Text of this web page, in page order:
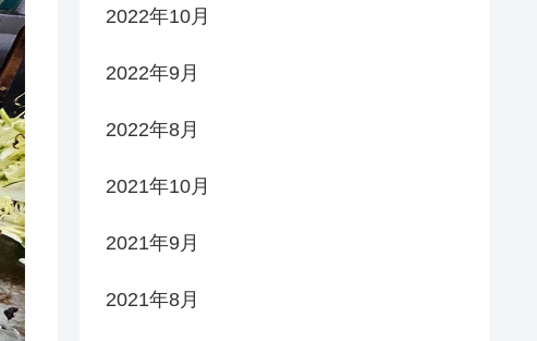
2022年10月
2022年9月
2022年8月
2021年10月
2021年9月
2021年8月